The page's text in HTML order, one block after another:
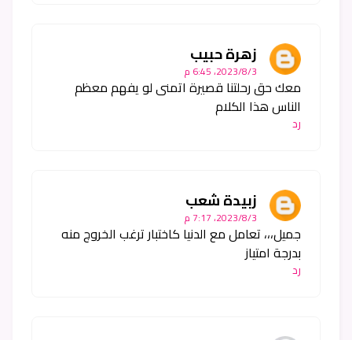
زهرة حبيب
3‏/8‏/2023، 6:45 م
معك حق رحلتنا قصيرة اتمنى لو يفهم معظم
الناس هذا الكلام
رد
زبيدة شعب
3‏/8‏/2023، 7:17 م
جميل،،، تعامل مع الدنيا كاختبار ترغب الخروج منه
بدرجة امتياز
رد